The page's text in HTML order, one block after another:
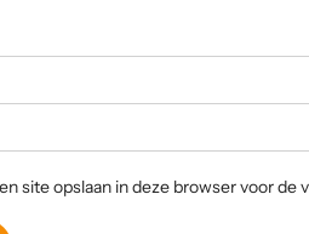
site opslaan in deze browser voor de